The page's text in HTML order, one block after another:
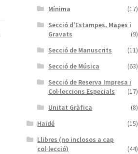
Mínima
(17)
Secció d'Estampes, Mapes i
Gravats
(9)
Secció de Manuscrits
(11)
Secció de Música
(63)
Secció de Reserva Impresa i
Col·leccions Especials
(17)
Unitat Gràfica
(8)
Haidé
(15)
Llibres (no inclosos a cap
col·lecció)
(44)